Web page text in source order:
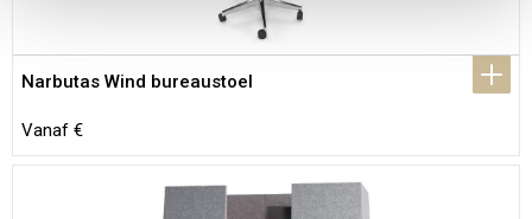
Narbutas Wind bureaustoel
Vanaf €